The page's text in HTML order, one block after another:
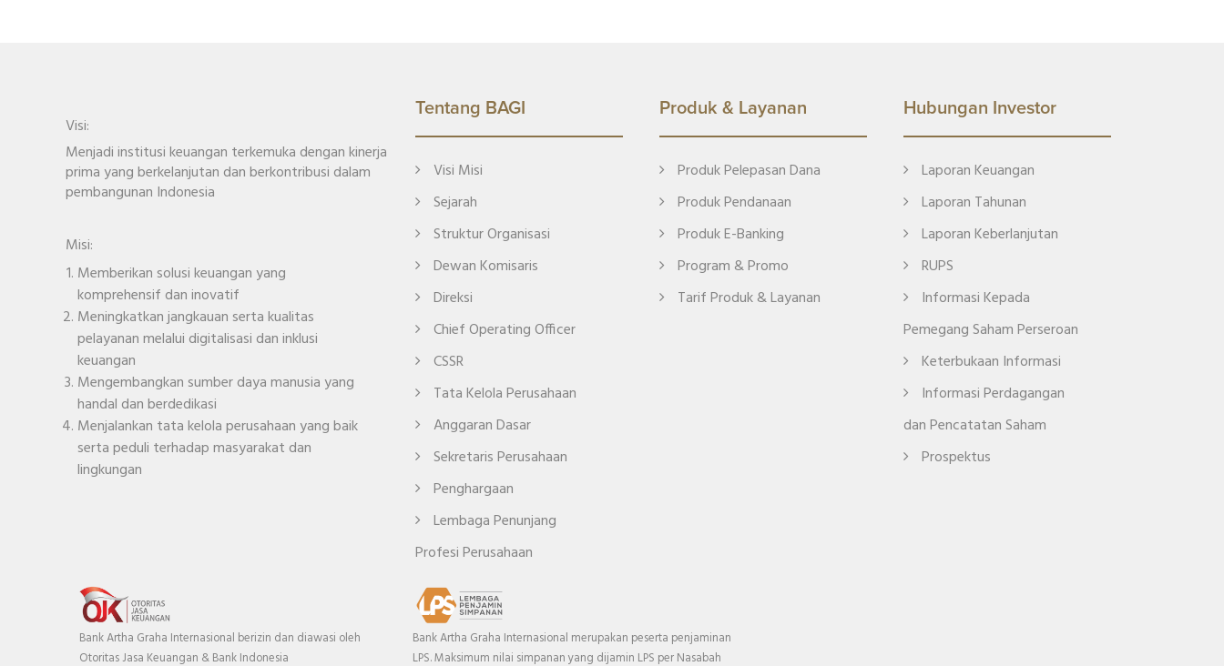
Visi:
Menjadi institusi keuangan terkemuka dengan kinerja
prima yang berkelanjutan dan berkontribusi dalam
pembangunan Indonesia
Misi:
Memberikan solusi keuangan yang
komprehensif dan inovatif
Meningkatkan jangkauan serta kualitas
pelayanan melalui digitalisasi dan inklusi
keuangan
Mengembangkan sumber daya manusia yang
handal dan berdedikasi
Menjalankan tata kelola perusahaan yang baik
serta peduli terhadap masyarakat dan
lingkungan
Tentang BAGI
Visi Misi
Sejarah
Struktur Organisasi
Dewan Komisaris
Direksi
Chief Operating Officer
CSSR
Tata Kelola Perusahaan
Anggaran Dasar
Sekretaris Perusahaan
Penghargaan
Lembaga Penunjang
Profesi Perusahaan
Produk & Layanan
Produk Pelepasan Dana
Produk Pendanaan
Produk E-Banking
Program & Promo
Tarif Produk & Layanan
Hubungan Investor
Laporan Keuangan
Laporan Tahunan
Laporan Keberlanjutan
RUPS
Informasi Kepada
Pemegang Saham Perseroan
Keterbukaan Informasi
Informasi Perdagangan
dan Pencatatan Saham
Prospektus
Bank Artha Graha Internasional berizin dan diawasi oleh
Otoritas Jasa Keuangan & Bank Indonesia
Bank Artha Graha Internasional merupakan peserta penjaminan
LPS. Maksimum nilai simpanan yang dijamin LPS per Nasabah